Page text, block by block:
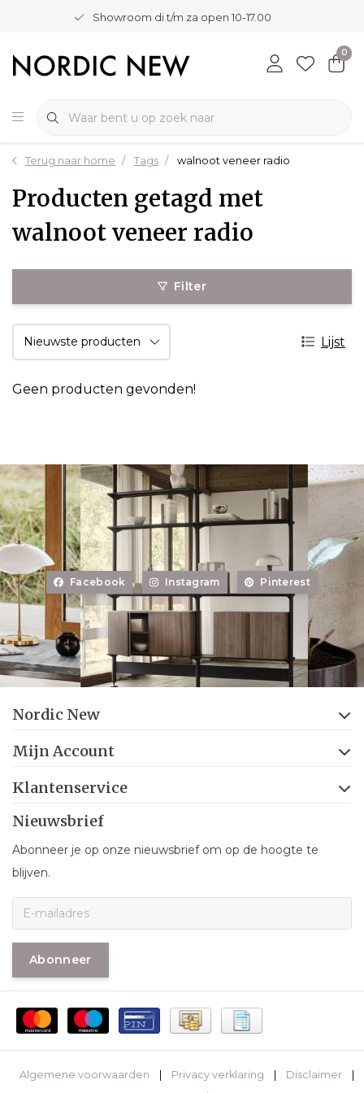
Showroom di t/m za open 10-17.00
0
Terug naar home Tags walnoot veneer radio
Producten getagd met
walnoot veneer radio
Filter
Lijst
Geen producten gevonden!
Facebook Instagram Pinterest
Nordic New
Mijn Account
Klantenservice
Nieuwsbrief
Abonneer je op onze nieuwsbrief om op de hoogte te
blijven.
Abonneer
Algemene voorwaarden Privacy verklaring Disclaimer